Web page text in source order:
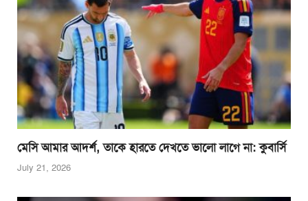
মেসি আমার আদর্শ, তাকে হারতে দেখতে ভালো লাগে না: কুবার্সি
July 21, 2026